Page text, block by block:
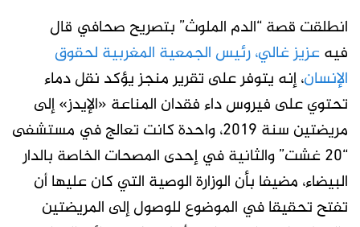
انطلقت قصة “الدم الملوث” بتصريح صحافي قال
فيهعزيز غالي، رئيس الجمعية المغربية لحقوق
الإنسان، إنه يتوفر على تقرير منجز يؤكد نقل دماء
تحتوي على فيروس داء فقدان المناعة «الإيدز» إلى
مريضتين سنة 2019، واحدة كانت تعالج في مستشفى
“20 غشت” والثانية في إحدى المصحات الخاصة بالدار
البيضاء، مضيفا بأن الوزارة الوصية التي كان عليها أن
تفتح تحقيقا في الموضوع للوصول إلى المريضتين